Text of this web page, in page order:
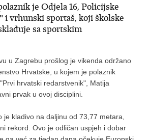
je Odjela 16, Policijske
i vrhunski sportaš, koji školske
sa sportskim
u Zagrebu prošlog je vikenda održano
Hrvatske, u kojem je polaznik
hrvatski redarstvenik", Matija
prvak u ovoj disciplini.
je kladivo na daljinu od 73,77 metara,
rekord. Ovo je odličan uspjeh i dobar